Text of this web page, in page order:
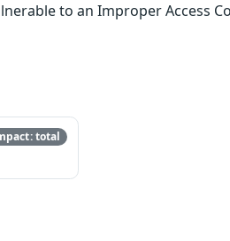
to an Improper Access
total